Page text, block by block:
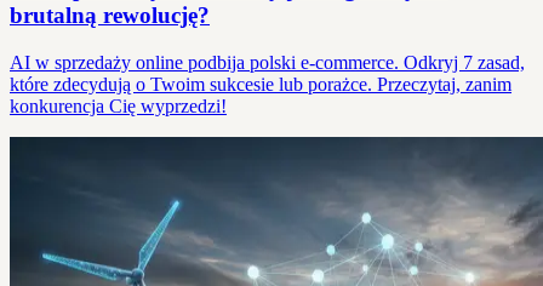
brutalną rewolucję?
AI w sprzedaży online podbija polski e-commerce. Odkryj 7 zasad,
które zdecydują o Twoim sukcesie lub porażce. Przeczytaj, zanim
konkurencja Cię wyprzedzi!